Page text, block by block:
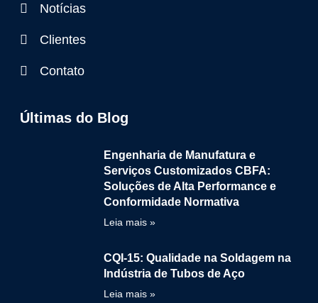
Notícias
Clientes
Contato
Últimas do Blog
Engenharia de Manufatura e
Serviços Customizados CBFA:
Soluções de Alta Performance e
Conformidade Normativa
Leia mais »
CQI-15: Qualidade na Soldagem na
Indústria de Tubos de Aço
Leia mais »